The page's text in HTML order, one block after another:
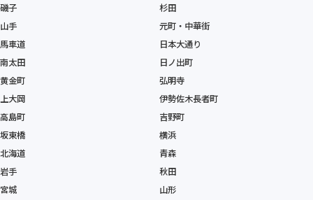
磯子
杉田
山手
元町・中華街
馬車道
日本大通り
南太田
日ノ出町
黄金町
弘明寺
上大岡
伊勢佐木長者町
高島町
吉野町
坂東橋
横浜
北海道
青森
岩手
秋田
宮城
山形